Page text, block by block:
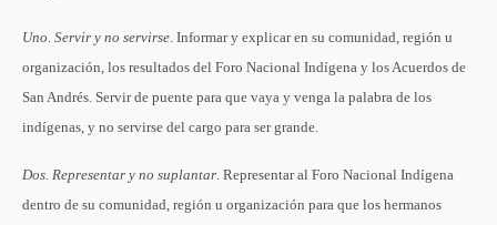
Uno. Servir y no servirse. Informar y explicar en su comunidad, región u
organización, los resultados del Foro Nacional Indígena y los Acuerdos de
San Andrés. Servir de puente para que vaya y venga la palabra de los
indígenas, y no servirse del cargo para ser grande.
Dos. Representar y no suplantar. Representar al Foro Nacional Indígena
dentro de su comunidad, región u organización para que los hermanos